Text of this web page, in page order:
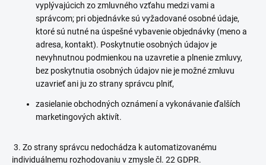
vyplývajúcich zo zmluvného vzťahu medzi vami a
správcom; pri objednávke sú vyžadované osobné údaje,
ktoré sú nutné na úspešné vybavenie objednávky (meno a
adresa, kontakt). Poskytnutie osobných údajov je
nevyhnutnou podmienkou na uzavretie a plnenie zmluvy,
bez poskytnutia osobných údajov nie je možné zmluvu
uzavrieť ani ju zo strany správcu plniť,
zasielanie obchodných oznámení a vykonávanie ďalších
marketingových aktivít.
3. Zo strany správcu nedochádza k automatizovanému
individuálnemu rozhodovaniu v zmysle čl. 22 GDPR.